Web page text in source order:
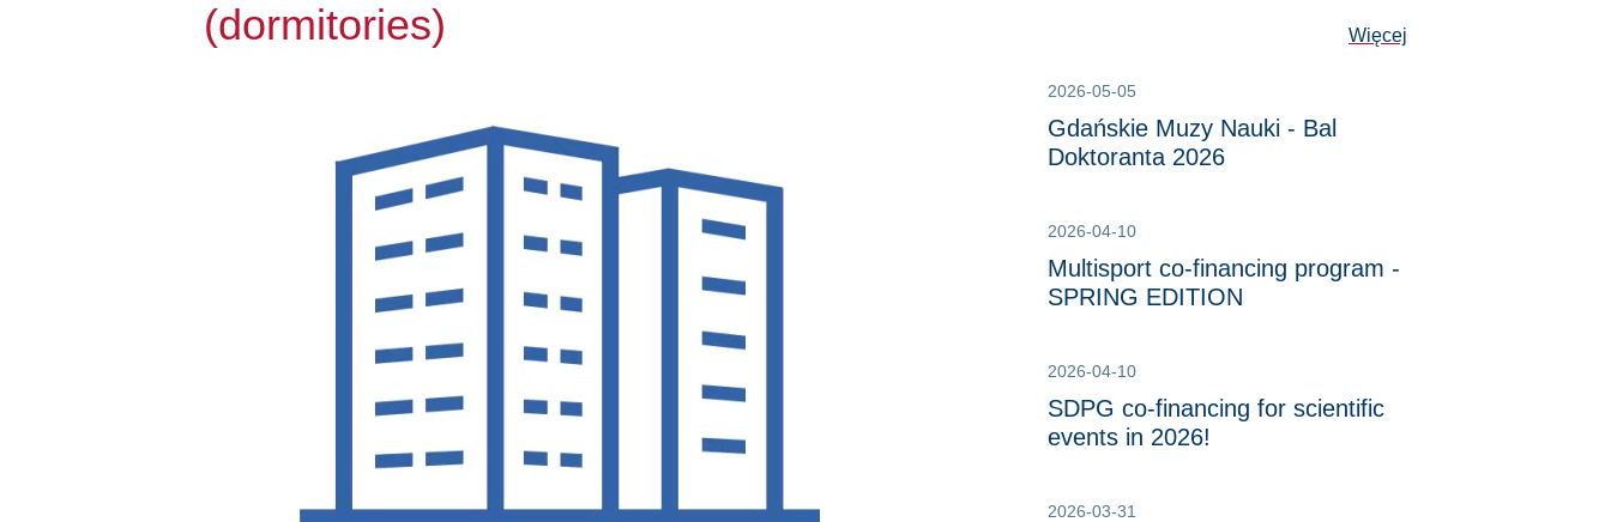
(dormitories)
Więcej
2026-05-05
Gdańskie Muzy Nauki - Bal
Doktoranta 2026
2026-04-10
Multisport co-financing program -
SPRING EDITION
2026-04-10
SDPG co-financing for scientific
events in 2026!
2026-03-31